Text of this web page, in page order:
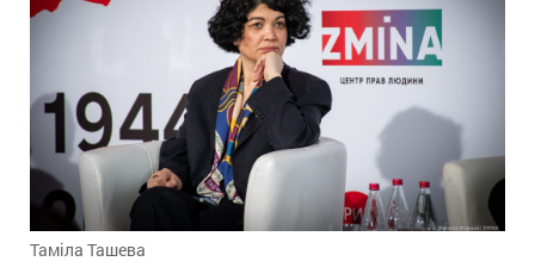
Таміла Ташева